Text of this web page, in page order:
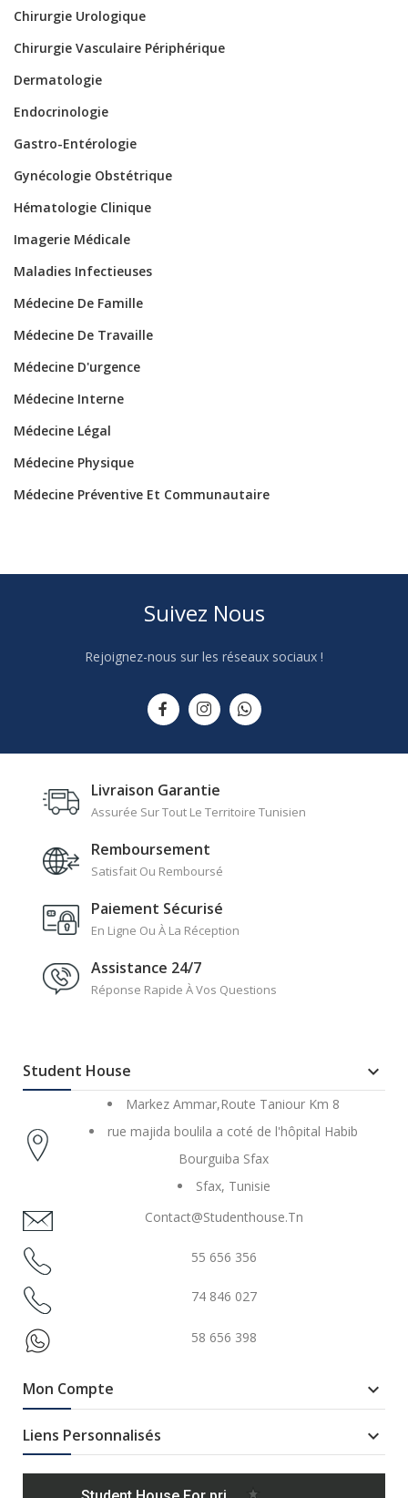
Chirurgie Urologique
Chirurgie Vasculaire Périphérique
Dermatologie
Endocrinologie
Gastro-Entérologie
Gynécologie Obstétrique
Hématologie Clinique
Imagerie Médicale
Maladies Infectieuses
Médecine De Famille
Médecine De Travaille
Médecine D'urgence
Médecine Interne
Médecine Légal
Médecine Physique
Médecine Préventive Et Communautaire
Suivez Nous
Rejoignez-nous sur les réseaux sociaux !
Livraison Garantie
Assurée Sur Tout Le Territoire Tunisien
Remboursement
Satisfait Ou Remboursé
Paiement Sécurisé
En Ligne Ou À La Réception
Assistance 24/7
Réponse Rapide À Vos Questions
Student House 
Markez Ammar,Route Taniour Km 8
rue majida boulila a coté de l'hôpital Habib
Bourguiba Sfax
Sfax, Tunisie
Contact@studenthouse.tn
55 656 356
74 846 027
58 656 398
Mon Compte 
Liens Personnalisés 